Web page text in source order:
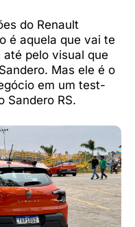
do Renault
é aquela que vai te
pelo visual que
Mas ele é o
em um test-
Sandero RS.